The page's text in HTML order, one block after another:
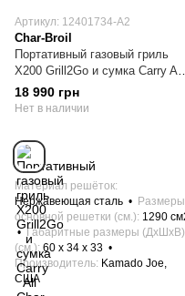
Артикул: 12401734-A2
Char-Broil
Портативный газовый гриль
X200 Grill2Go и сумка Carry All
Char-Broil 12401734-A2
18 990 грн
Нет в наличии
Материал решёток
Нержавеющая сталь
Размеры
основной решетки (см.) 1290
Габаритные размеры (ДхШхВ)
(см.) 60 х 34 x 33
Производитель Kamado Joe,
США